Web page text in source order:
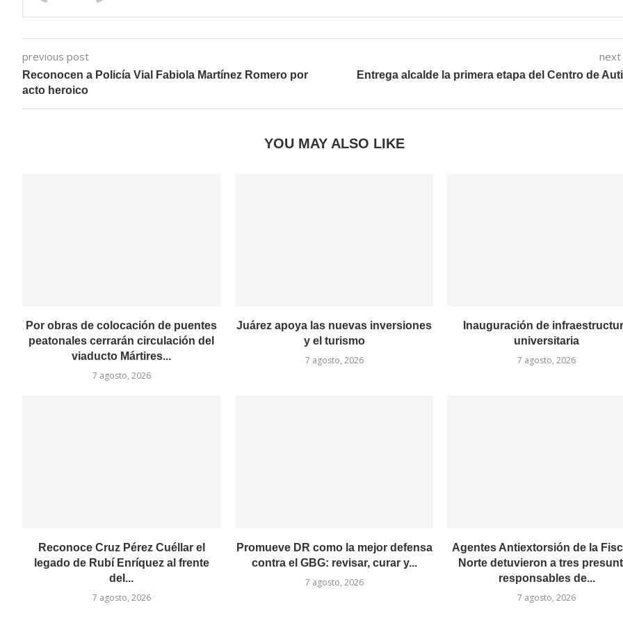
previous post
Reconocen a Policía Vial Fabiola Martínez Romero por
acto heroico
Entrega alcalde la primera etapa del Centro de
YOU MAY ALSO LIKE
Por obras de colocación de puentes
peatonales cerrarán circulación del
viaducto Mártires...
7 agosto, 2026
Juárez apoya las nuevas inversiones
y el turismo
7 agosto, 2026
Inauguración de
universitaria
7 agosto, 2026
Reconoce Cruz Pérez Cuéllar el
legado de Rubí Enríquez al frente
del...
7 agosto, 2026
Promueve DR como la mejor defensa
contra el GBG: revisar, curar y...
7 agosto, 2026
Agentes Antiextorsión de la
Norte detuvieron a tres
responsables de...
7 agosto, 2026